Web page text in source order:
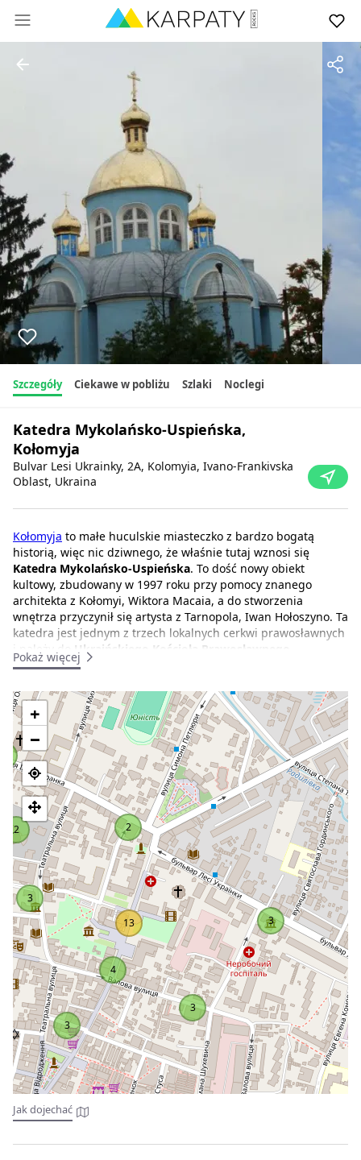
Szczegóły Ciekawe w pobliżu Szlaki Noclegi
Katedra Mykolańsko-Uspieńska,
Kołomyja
Bulvar Lesi Ukrainky, 2A, Kolomyia, Ivano-Frankivska
Oblast, Ukraina
Kołomyja to małe huculskie miasteczko z bardzo bogatą
historią, więc nic dziwnego, że właśnie tutaj wznosi się
Katedra Mykolańsko-Uspieńska. To dość nowy obiekt
kultowy, zbudowany w 1997 roku przy pomocy znanego
architekta z Kołomyi, Wiktora Macaia, a do stworzenia
wnętrza przyczynił się artysta z Tarnopola, Iwan Hołoszyno. Ta
katedra jest jednym z trzech lokalnych cerkwi prawosławnych
i należy do Ukraińskiego Kościoła Prawosławnego
z duchowieństwem i parafią przyłączyła się do
Prawosławnego Kościoła Ukrainy," napisał metropolita i
opublikował odpowiednie dokumenty.
Turyści, którzy chcą odwiedzić to niesamowite miejsce, będą
zadowoleni, że parafianie i odwiedzający z odkrytą głową i w
dżinsach są tu mile widziani, a drzwi są otwarte dla Was
przez cały dzień. Co więcej, ulica, na której znajduje się
katedra, jest tak wąska, że będziecie musieli się bardzo
postarać, aby zrobić zdjęcie na tle tej budowli
architektonicznej.
Pokaż więcej
2
3
3
2
3
4
3
13
+
−
Jak dojechać